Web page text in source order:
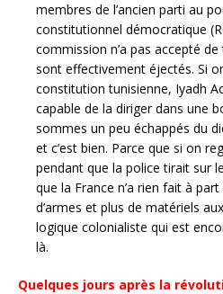
membres de l’ancien parti au
constitutionnel démocratique
commission n’a pas accepté
sont effectivement éjectés. Si
constitution tunisienne, Iyadh
capable de la diriger dans une
sommes un peu échappés du
et c’est bien. Parce que si on
pendant que la police tirait sur
que la France n’a rien fait à
d’armes et plus de matériels
logique colonialiste qui est
là.
Quelques jours après la